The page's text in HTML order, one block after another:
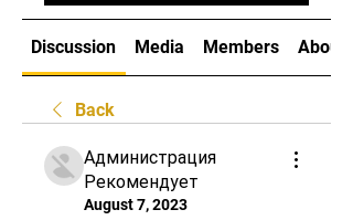
Discussion Media Members About
Back
Администрация
Рекомендует
August 7, 2023